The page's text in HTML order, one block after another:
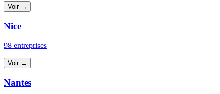
Voir →
Nice
98 entreprises
Voir →
Nantes